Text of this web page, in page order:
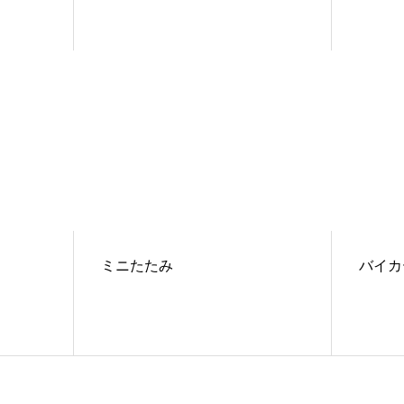
ミニたたみ バイ